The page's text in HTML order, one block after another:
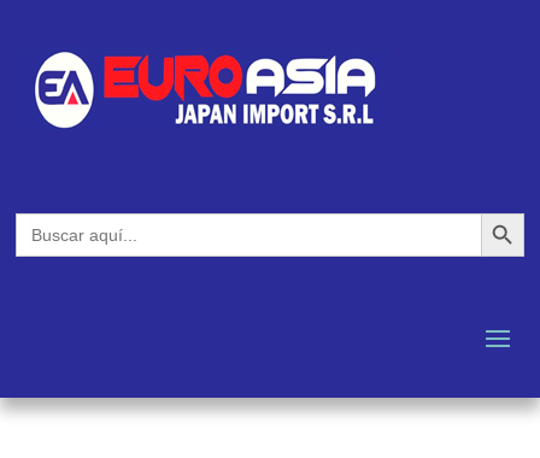
Buscar: Botón de